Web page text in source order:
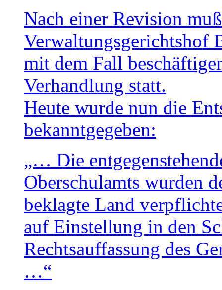
Nach einer Revision
Verwaltungsgerichtshof
mit dem Fall
Verhandlung statt.
Heute wurde nun die
bekanntgegeben:
„… Die
Oberschulamts wurden
beklagte Land
auf Einstellung in den
Rechtsauffassung des
…“